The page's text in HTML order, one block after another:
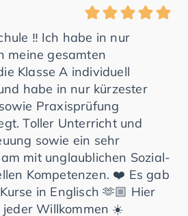
‼️ Ich habe in nur
meine gesamten
Klasse A individuell
habe in nur kürzester
Praxisprüfung
Toller Unterricht und
sowie ein sehr
mit unglaublichen Sozial-
Kompetenzen. ❤️ Es gab
in Englisch 🫶🏼 Hier
Willkommen ☀️